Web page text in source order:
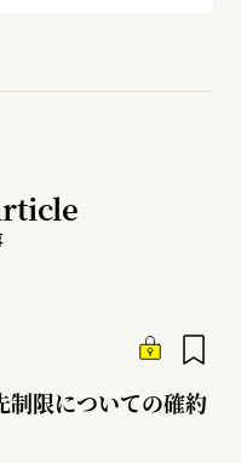
限についての確約